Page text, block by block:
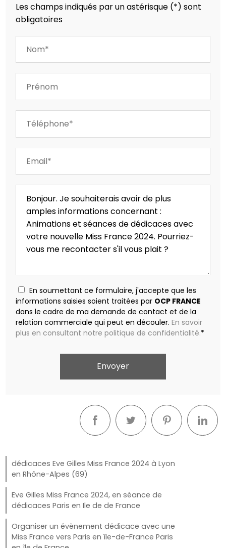
Les champs indiqués par un astérisque (*) sont
obligatoires
En soumettant ce formulaire, j'accepte que les
informations saisies soient traitées par OCP FRANCE
dans le cadre de ma demande de contact et de la
relation commerciale qui peut en découler.En savoir
plus en consultant notre politique de confidentialité.*
dédicaces Eve Gilles Miss France 2024 à Lyon
en Rhône-Alpes (69)
Eve Gilles Miss France 2024, en séance de
dédicaces Paris en Ile de de France
Organiser un évènement dédicace avec une
Miss France vers Paris en île-de-France Paris